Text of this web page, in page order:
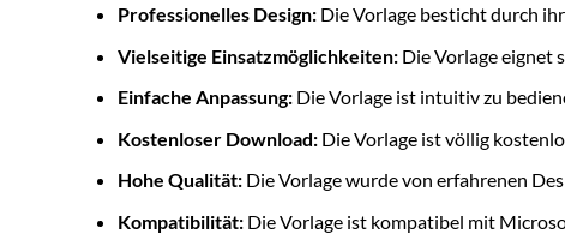
Professionelles Design:Die Vorlage besticht durch
Vielseitige Einsatzmöglichkeiten:Die Vorlage eignet
Einfache Anpassung:Die Vorlage ist intuitiv zu
Kostenloser Download:Die Vorlage ist völlig
Hohe Qualität:Die Vorlage wurde von erfahrenen
Kompatibilität:Die Vorlage ist kompatibel mit